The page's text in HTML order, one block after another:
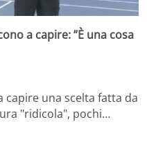
a capire: ”È una cosa
una scelta fatta da
"ridicola", pochi…